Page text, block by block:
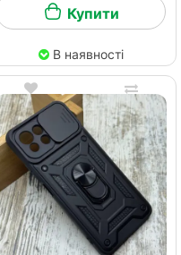
Купити
В наявності